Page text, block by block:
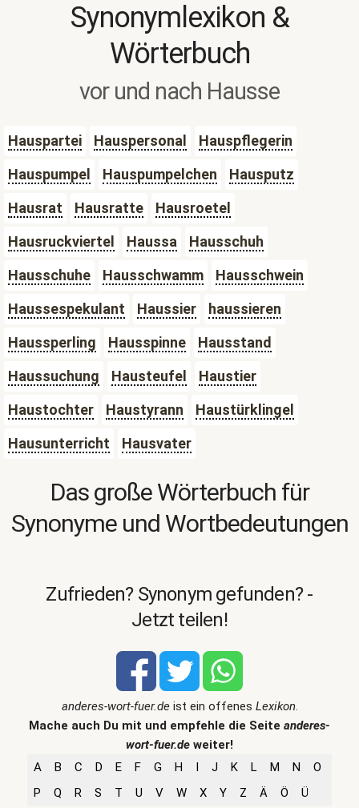
Synonymlexikon &
Wörterbuch
vor und nach Hausse
Hauspartei Hauspersonal
Hauspflegerin
Hauspumpel
Hauspumpelchen
Hausputz
Hausrat
Hausratte
Hausroetel
Hausruckviertel
Haussa
Hausschuh
Hausschuhe
Hausschwamm
Hausschwein
Haussespekulant
Haussier
haussieren
Haussperling
Hausspinne
Hausstand
Haussuchung
Hausteufel
Haustier
Haustochter
Haustyrann
Haustürklingel
Hausunterricht
Hausvater
Das große Wörterbuch für
Synonyme und Wortbedeutungen
Zufrieden? Synonym gefunden? -
Jetzt teilen!
anderes-wort-fuer.deist ein offenes Lexikon.
Mache auch Du mit und empfehle die Seite anderes-
wort-fuer.de weiter!
A
B C D E F G H I J K L M N
O
P
Q R S T U V W X Y Z Ä Ö Ü